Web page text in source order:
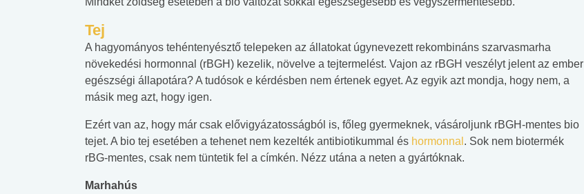
Tej
A hagyományos tehéntenyésztő telepeken az állatokat úgynevezett rekombináns szarvasmarha
növekedési hormonnal (rBGH) kezelik, növelve a tejtermelést. Vajon az rBGH veszélyt jelent az ember
egészségi állapotára? A tudósok e kérdésben nem értenek egyet. Az egyik azt mondja, hogy nem, a
másik meg azt, hogy igen.
Ezért van az, hogy már csak elővigyázatosságból is, főleg gyermeknek, vásároljunk rBGH-mentes bio
tejet. A bio tej esetében a tehenet nem kezelték antibiotikummal és hormonnal . Sok nem biotermék
rBG-mentes, csak nem tüntetik fel a címkén. Nézz utána a neten a gyártóknak.
Marhahús